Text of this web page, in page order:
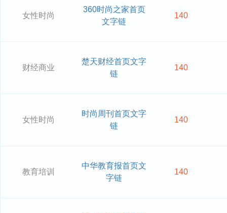
女性时尚
360时尚之家首页
文字链
140
财经商业
楚天财经首页文字
链
140
女性时尚
时尚周刊首页文字
链
140
教育培训
中华教育报首页文
字链
140